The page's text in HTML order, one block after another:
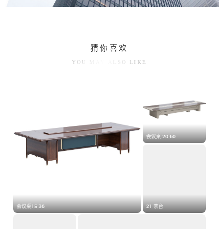
猜你喜欢
YOU MAY ALSO LIKE
会议桌15 36
会议桌 20 60
21 茶台